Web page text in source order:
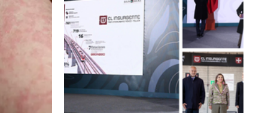
MASCULINA NOVEDADES MEDICAS
ADULTOS MAYORES
ESTADOS